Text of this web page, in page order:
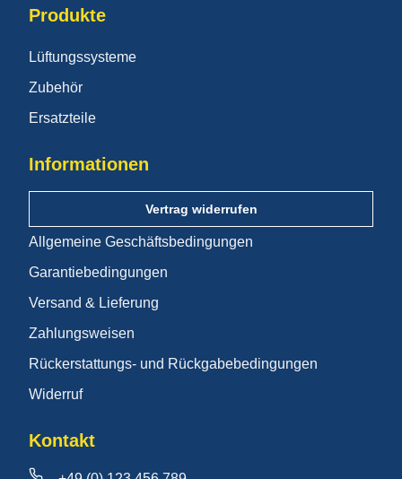
Produkte
Lüftungssysteme
Zubehör
Ersatzteile
Informationen
Vertrag widerrufen
Allgemeine Geschäftsbedingungen
Garantiebedingungen
Versand & Lieferung
Zahlungsweisen
Rückerstattungs- und Rückgabebedingungen
Widerruf
Kontakt